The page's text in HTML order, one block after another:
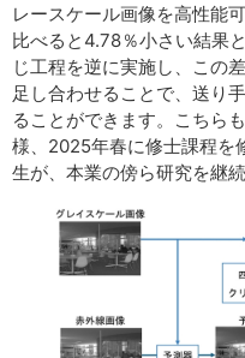
レースケール画像を高性能
比べると4.78％小さい結果
じ工程を逆に実施し、この
足し合わせることで、送り
ることができます。こちら
様、2025年春に修士課程を
生が、本業の傍ら研究を継続